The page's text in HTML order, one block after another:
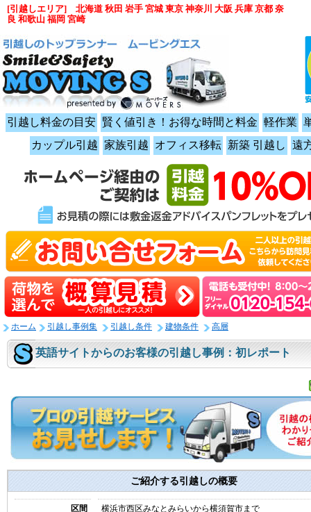
引越し料金の目安 賢く値引き！お得な時間と料金 軽作業
カップル引越 家族引越 オフィス移転 新築 引越し 遠
ホーム 引越し事例集 引越し条件 建物条件 高層
英語サイトからのお客様の引越し事例：初レポート
ご紹介する引越しの概要
区間 横浜市西区みなとみらいから横須賀市まで
[引越しエリア] 北海道 秋田 岩手 宮城 東京 神奈川 大阪 兵庫 京都 奈
良 和歌山 福岡 宮崎